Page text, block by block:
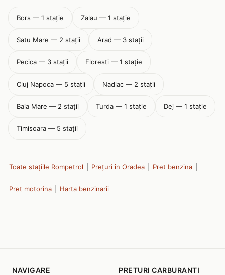
Bors — 1 stație Zalau — 1 stație
Satu Mare — 2 stații Arad — 3 stații
Pecica — 3 stații Floresti — 1 stație
Cluj Napoca — 5 stații Nadlac — 2 stații
Baia Mare — 2 stații Turda — 1 stație Dej — 1 stație
Timisoara — 5 stații
Toate stațiile Rompetrol Prețuri în Oradea Pret benzina
Pret motorina Harta benzinarii
NAVIGARE PRETURI CARBURANTI